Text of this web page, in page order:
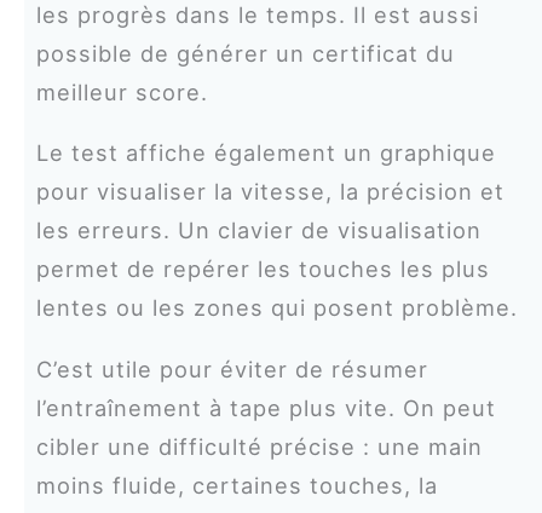
les progrès dans le temps. Il est aussi
possible de générer un certificat du
meilleur score.
Le test affiche également un graphique
pour visualiser la vitesse, la précision et
les erreurs. Un clavier de visualisation
permet de repérer les touches les plus
lentes ou les zones qui posent problème.
C’est utile pour éviter de résumer
l’entraînement à tape plus vite. On peut
cibler une difficulté précise : une main
moins fluide, certaines touches, la